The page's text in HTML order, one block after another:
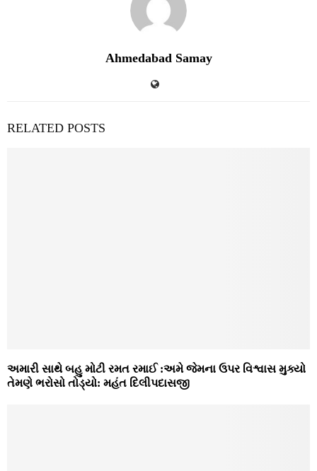
Ahmedabad Samay
RELATED POSTS
અમારી સાથે બહુ મોટી રમત રમાઈ :અમે જેમના ઉપર વિશ્વાસ મુક્યો
તેમણે ભરોસો તોડ્યો: મહંત દિલીપદાસજી